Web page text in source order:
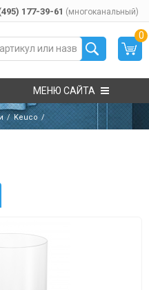
177-39-61 (многоканальный)
0
МЕНЮ САЙТА
Keuco